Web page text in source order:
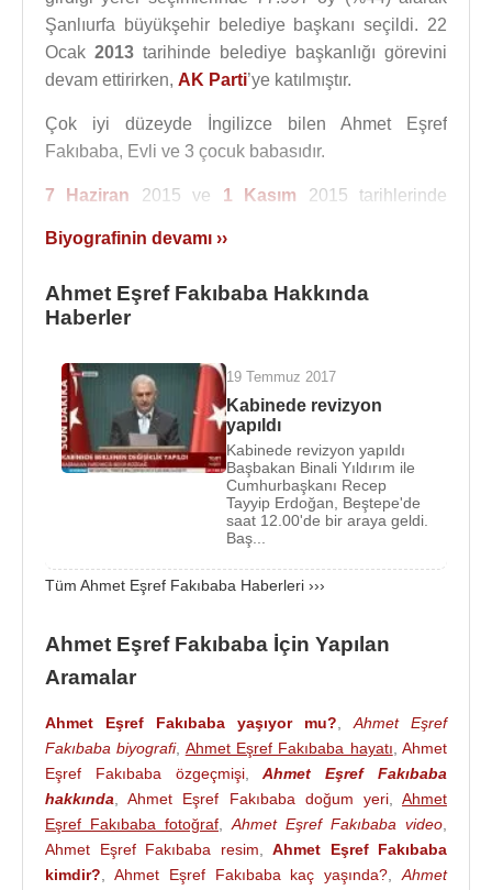
Şanlıurfa büyükşehir belediye başkanı seçildi. 22
Ocak 2013 tarihinde belediye başkanlığı görevini
devam ettirirken, AK Parti’ye katılmıştır.
Çok iyi düzeyde İngilizce bilen Ahmet Eşref
Fakıbaba, Evli ve 3 çocuk babasıdır.
7 Haziran 2015 ve 1 Kasım 2015 tarihlerinde
milletvekili seçilmiştir.
19 Temmuz 2017tarihinde yapılan kabine
değişikliği ile Başbakan
Bakanı olarak görevlendirildi. Yeni görevini
Çelik
’den teslim aldı.
Tarım ve Hayvancılık Bakanı görevini 10 Temmuz
2018 tarihinde CumhurbaşkanıRecep Tayyip
tarafından Tarım ve Orman Bakanı olarak
Bekir Pakdemirli'ye teslim etti.
20 Ekim 2022 tarihindeAK PartiÜyeliğinden ve
milletvekilliğinden istifa eden Ahmet Eşref
Fakıbaba,İyi Parti 'ye katılacağını açıkladı.
Biyografinin devamı ››
Ahmet Eşref Fakıbaba Hakkında
Haberler
19 Temmuz 2017
Kabinede revizyon
yapıldı
Kabinede revizyon yapıldı
Başbakan Binali Yıldırım ile
Cumhurbaşkanı Recep
Tayyip Erdoğan, Beştepe'de
saat 12.00'de bir araya geldi.
Baş...
Tüm Ahmet Eşref Fakıbaba Haberleri ›››
Ahmet Eşref Fakıbaba İçin Yapılan
Aramalar
Ahmet Eşref Fakıbaba yaşıyor mu?
Ahmet Eşref
Fakıbaba biyografi, Ahmet Eşref Fakıbaba hayatı ,Ahmet
Eşref Fakıbaba özgeçmişi,Ahmet Eşref Fakıbaba
hakkında ,Ahmet Eşref Fakıbaba doğum yeri,Ahmet
Eşref Fakıbaba fotoğraf
Ahmet Eşref Fakıbaba video
Ahmet Eşref Fakıbaba resim
Ahmet Eşref Fakıbaba
kimdir?
Ahmet Eşref Fakıbaba kaç yaşında? ,Ahmet